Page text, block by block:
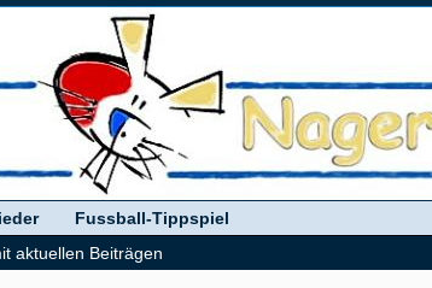
aktuellen Beiträgen
Fussball-Tippspiel